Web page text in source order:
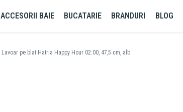
ACCESORII BAIE BUCATARIE BRANDURI BLOG
Lavoar pe blat Hatria Happy Hour 02:00, 47,5 cm, alb